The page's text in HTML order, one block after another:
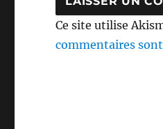
Ce site utilise
commentaires